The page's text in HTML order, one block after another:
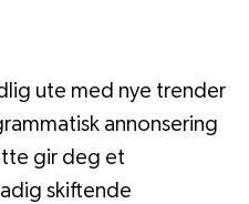
ute med nye trender
annonsering
gir deg et
skiftende